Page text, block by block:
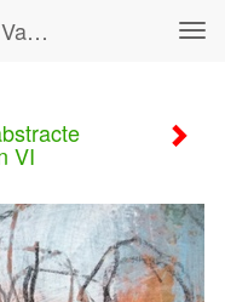
Vonne Van Der Meulen - Serie Van Kleine Abstracte Landschappen VI
VI